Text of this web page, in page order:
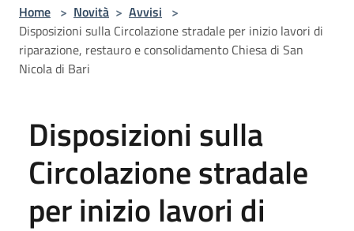
Home > Novità > Avvisi >
Disposizioni sulla Circolazione stradale per inizio lavori di
riparazione, restauro e consolidamento Chiesa di San
Nicola di Bari
Disposizioni sulla
Circolazione stradale
per inizio lavori di